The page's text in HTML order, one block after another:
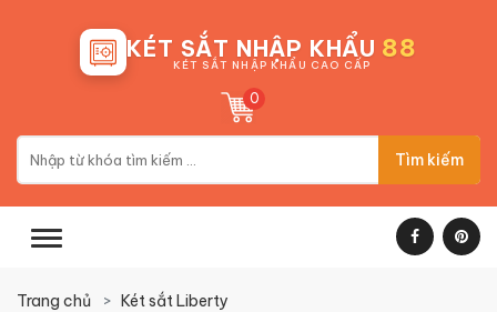
KÉT SẮT NHẬP KHẨU 88
KÉT SẮT NHẬP KHẨU CAO CẤP
0
Tìm kiếm
Trang chủ
Két sắt Liberty